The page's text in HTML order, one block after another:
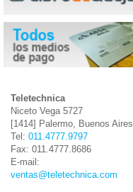
Teletechnica
Niceto Vega 5727
[1414] Palermo, Buenos Aires
Tel: 011.4777.9797
Fax: 011.4777.8686
E-mail:
ventas@teletechnica.com